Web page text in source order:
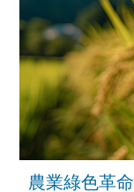
農業綠色革